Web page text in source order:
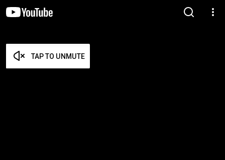
TAP TO UNMUTE